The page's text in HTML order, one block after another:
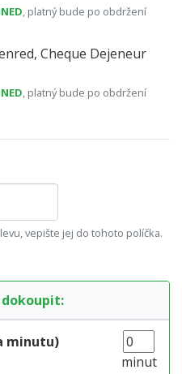
, platný bude po obdržení
Cheque Dejeneur
, platný bude po obdržení
vepište jej do tohoto políčka.
minutu)
minut